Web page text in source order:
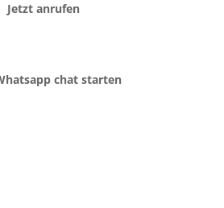
Jetzt anrufen
chat starten